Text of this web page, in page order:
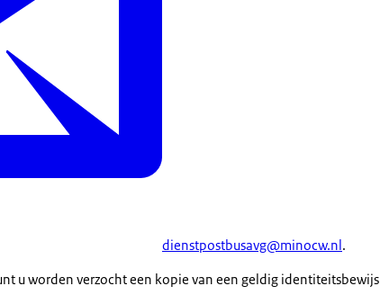
dienstpostbusavg@minocw.nl.
u worden verzocht een kopie van een geldig identiteitsbewijs